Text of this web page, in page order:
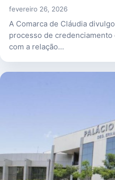
fevereiro 26, 2026
A Comarca de Cláudia
processo de
com a relação…